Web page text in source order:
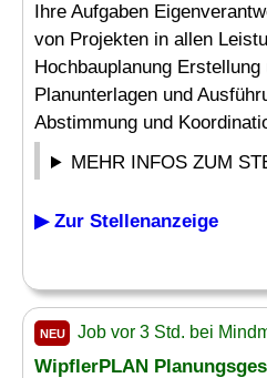
Ihre Aufgaben
von Projekten in allen
Hochbauplanung
Planunterlagen und
Abstimmung und
MEHR INFOS ZUM
▶ Zur Stellenanzeige
NEU Job vor 3 Std. bei
WipflerPLAN